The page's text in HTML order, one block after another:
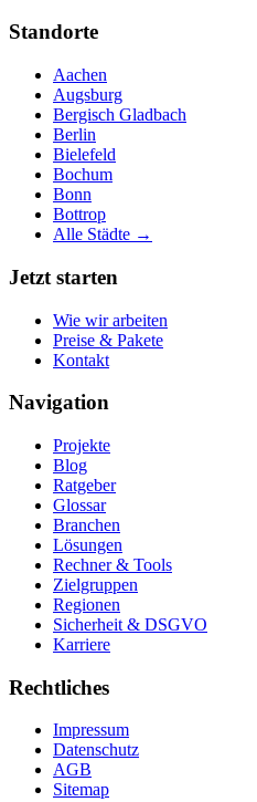
Standorte
Aachen
Augsburg
Bergisch Gladbach
Berlin
Bielefeld
Bochum
Bonn
Bottrop
Alle Städte →
Jetzt starten
Wie wir arbeiten
Preise & Pakete
Kontakt
Navigation
Projekte
Blog
Ratgeber
Glossar
Branchen
Lösungen
Rechner & Tools
Zielgruppen
Regionen
Sicherheit & DSGVO
Karriere
Rechtliches
Impressum
Datenschutz
AGB
Sitemap